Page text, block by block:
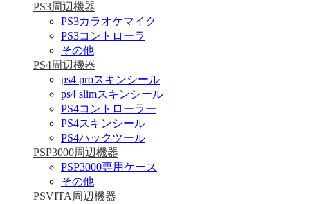
PS3周辺機器
PS3カラオケマイク
PS3コントローラ
その他
PS4周辺機器
ps4 proスキンシール
ps4 slimスキンシール
PS4コントローラー
PS4スキンシール
PS4ハックツール
PSP3000周辺機器
PSP3000専用ケース
その他
PSVITA周辺機器